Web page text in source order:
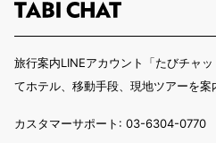
旅行案内LINEアカウント「たびチャ
てホテル、移動手段、現地ツアーを案
カスタマーサポート: 03-6304-0770